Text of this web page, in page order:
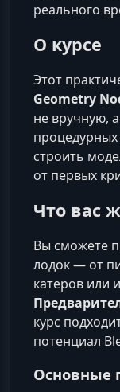
реального
О курсе
Этот
Geometry
не вручную,
строить
от первых
Что вас
Вы сможете
лодок — от
катеров или
курс
потенциал
Основные